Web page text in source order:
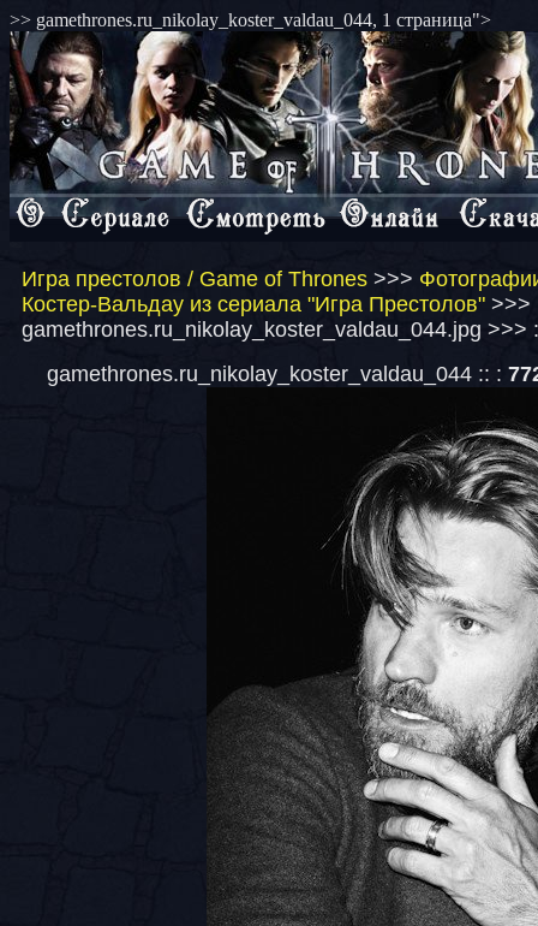
>> gamethrones.ru_nikolay_koster_valdau_044, 1 страница">
Игра престолов / Game of Thrones >>>
Костер-Вальдау из сериала "Игра Престолов" >>>
gamethrones.ru_nikolay_koster_valdau_044.jpg >>>
gamethrones.ru_nikolay_koster_valdau_044 :: :